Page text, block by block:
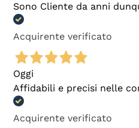
Sono Cliente da anni
Acquirente verificato
Oggi
Affidabili e precisi nelle
Acquirente verificato